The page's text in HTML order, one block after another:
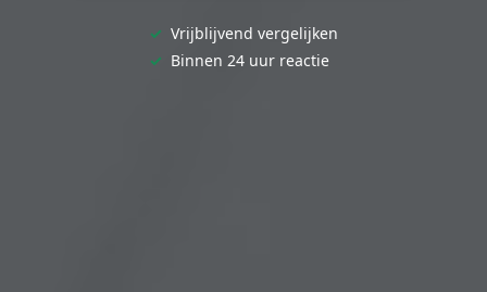
✓ Vrijblijvend vergelijken
✓ Binnen 24 uur reactie